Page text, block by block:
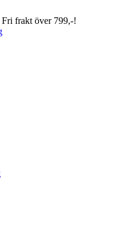
frakt över 799,-!